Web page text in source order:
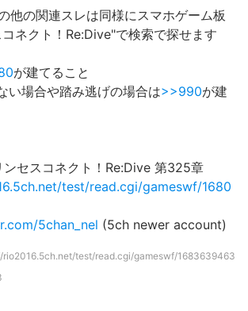
他の関連スレは同様にスマホゲーム板
ネクト！Re:Dive"で検索で探せます
が建てること
い場合や踏み逃げの場合は>>990が建
ンセスコネクト！Re:Dive 第325章
test/read.cgi/gameswf/1680
5chan_nel (5ch newer account)
rio2016.5ch.net/test/read.cgi/gameswf/1683639463